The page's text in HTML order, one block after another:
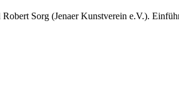
Sorg (Jenaer Kunstverein e.V.).